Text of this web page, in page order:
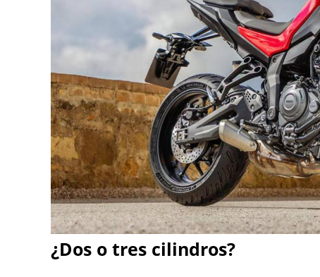
¿Dos o tres cilindros?